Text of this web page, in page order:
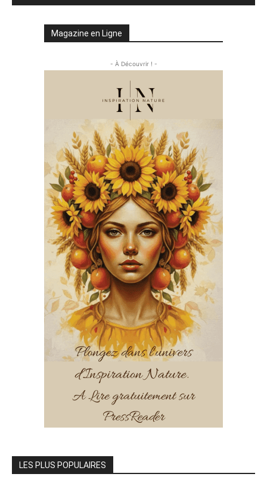
Magazine en Ligne
- À Découvrir ! -
LES PLUS POPULAIRES